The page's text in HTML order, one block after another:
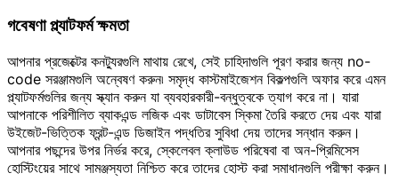
গবেষণা প্ল্যাটফর্ম ক্ষমতা
আপনার প্রজেক্টের কনট্যুরগুলি মাথায় রেখে, সেই চাহিদাগুলি পূরণ করার জন্য no-
code সরঞ্জামগুলি অন্বেষণ করুন৷ সমৃদ্ধ কাস্টমাইজেশন বিকল্পগুলি অফার করে এমন
প্ল্যাটফর্মগুলির জন্য স্ক্যান করুন যা ব্যবহারকারী-বন্ধুত্বকে ত্যাগ করে না। যারা
আপনাকে পরিশীলিত ব্যাকএন্ড লজিক এবং ডাটাবেস স্কিমা তৈরি করতে দেয় এবং যারা
উইজেট-ভিত্তিক ফ্রন্ট-এন্ড ডিজাইন পদ্ধতির সুবিধা দেয় তাদের সন্ধান করুন।
আপনার পছন্দের উপর নির্ভর করে, স্কেলেবল ক্লাউড পরিষেবা বা অন-প্রিমিসেস
হোস্টিংয়ের সাথে সামঞ্জস্যতা নিশ্চিত করে তাদের হোস্ট করা সমাধানগুলি পরীক্ষা করুন।